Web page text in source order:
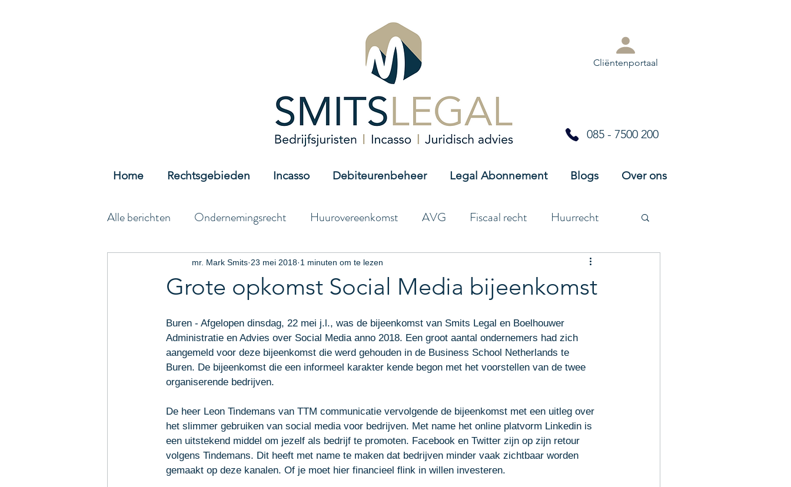
Cliëntenportaal
085 - 7500 200
Home Rechtsgebieden Incasso Debiteurenbeheer Legal Abonnement Blogs Over ons
Alle berichten Ondernemingsrecht Huurovereenkomst AVG Fiscaal recht Huurrecht
Intellectueel eigendomsrecht Bedrijfsjurist
Grote opkomst Social Media bijeenkomst
mr. Mark Smits 23 mei 2018 1 minuten om te lezen
Buren - Afgelopen dinsdag, 22 mei j.l., was de bijeenkomst van Smits Legal en Boelhouwer
Administratie en Advies over Social Media anno 2018. Een groot aantal ondernemers had zich
aangemeld voor deze bijeenkomst die werd gehouden in de Business School Netherlands te
Buren. De bijeenkomst die een informeel karakter kende begon met het voorstellen van de twee
organiserende bedrijven.
De heer Leon Tindemans van TTM communicatie vervolgende de bijeenkomst met een uitleg over
het slimmer gebruiken van social media voor bedrijven. Met name het online platvorm Linkedin is
een uitstekend middel om jezelf als bedrijf te promoten. Facebook en Twitter zijn op zijn retour
volgens Tindemans. Dit heeft met name te maken dat bedrijven minder vaak zichtbaar worden
gemaakt op deze kanalen. Of je moet hier financieel flink in willen investeren.